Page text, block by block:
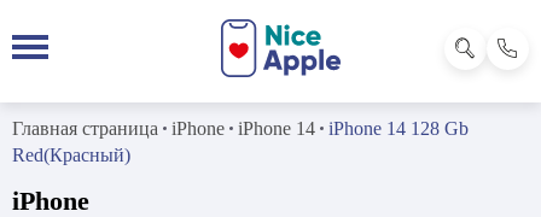
Главная страница iPhone iPhone 14
iPhone 14 128 Gb
Red(Красный)
iPhone